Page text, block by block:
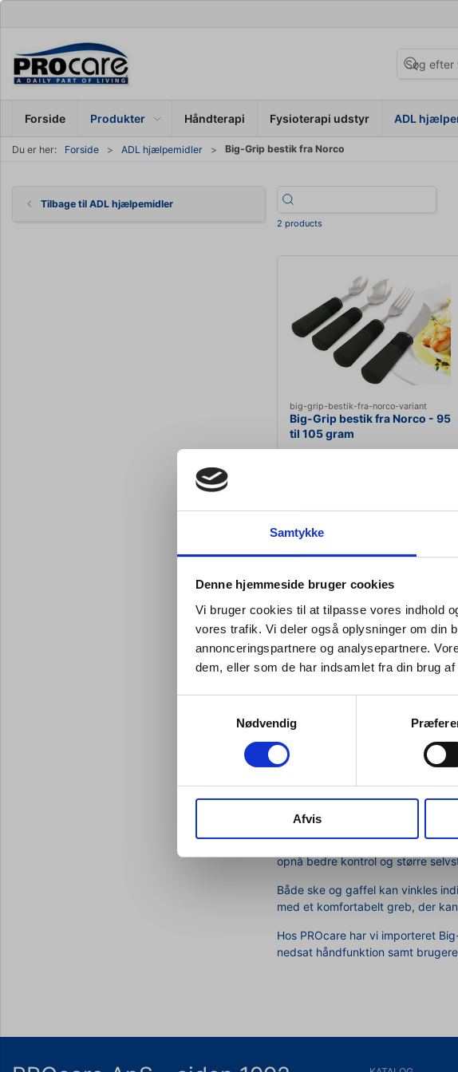
Samtykke
Denne hjemmeside bruger cookies
Vi bruger cookies til at tilpasse vores indhold
vores trafik. Vi deler også oplysninger om din
annonceringspartnere og analysepartnere.
dem, eller som de har indsamlet fra din brug af
Nødvendig
Afvis
Forside Produkter Håndterapi Fysioterapi udstyr ADL
Du er her: Forside ADL hjælpemidler Big-Grip bestik fra Norco
Tilbage til ADL hjælpemidler
2 products
big-grip-bestik-fra-norco-variant
Big-Grip bestik fra Norco - 95
til 105 gram
Big-Grip
Big-Grip bestik fra Norco er en
Good Grips, har skiftet navn til
Fælles for hele serien er det
kraft i hænderne. Bestikket er
behov for ekstra støtte.
Vælg mellem
Big-Grip bestik fås både i en
velegnet til personer med
opnå bedre kontrol og større
Både ske og gaffel kan vinkles
med et komfortabelt greb, der
Hos PROcare har vi importeret
nedsat håndfunktion samt